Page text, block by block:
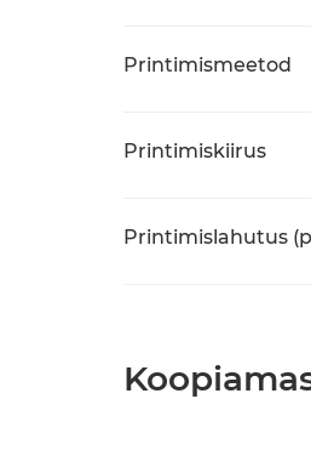
Printimismeetod
Printimiskiirus
Printimislahutus